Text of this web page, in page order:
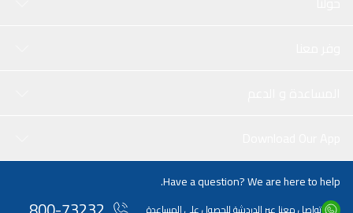
Have a question? We are here to help.
تواصل معنا عبر الدردشة للحصول على المساعدة